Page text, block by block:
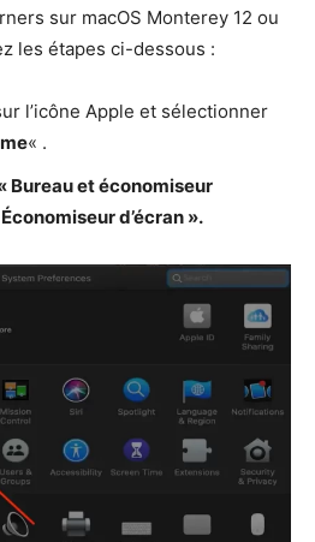
sur macOS Monterey 12 ou
les étapes ci-dessous :
l’icône Apple et sélectionner
« .
Bureau et économiseur
d’écran ».